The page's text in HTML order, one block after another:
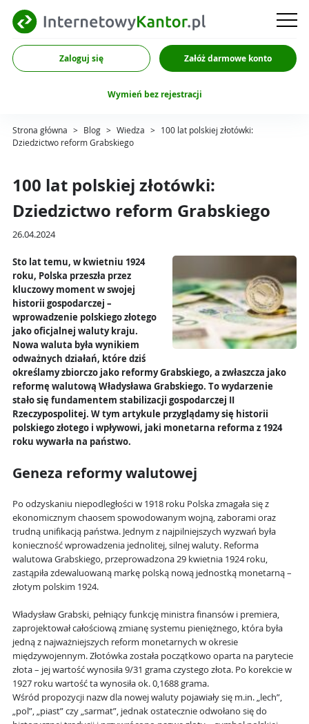
Zaloguj się Załóż darmowe konto
Wymień bez rejestracji
Strona główna > Blog > Wiedza > 100 lat polskiej złotówki:
Dziedzictwo reform Grabskiego
100 lat polskiej złotówki:
Dziedzictwo reform Grabskiego
26.04.2024
Sto lat temu, w kwietniu 1924
roku, Polska przeszła przez
kluczowy moment w swojej
historii gospodarczej –
wprowadzenie polskiego złotego
jako oficjalnej waluty kraju.
Nowa waluta była wynikiem
odważnych działań, które dziś
określamy zbiorczo jako reformy Grabskiego, a zwłaszcza jako
reformę walutową Władysława Grabskiego. To wydarzenie
stało się fundamentem stabilizacji gospodarczej II
Rzeczypospolitej. W tym artykule przyglądamy się historii
polskiego złotego i wpływowi, jaki monetarna reforma z 1924
roku wywarła na państwo.
Geneza reformy walutowej
Po odzyskaniu niepodległości w 1918 roku Polska zmagała się z
ekonomicznym chaosem spowodowanym wojną, zaborami oraz
trudną unifikacją państwa. Jednym z najpilniejszych wyzwań była
konieczność wprowadzenia jednolitej, silnej waluty. Reforma
walutowa Grabskiego, przeprowadzona 29 kwietnia 1924 roku,
zastąpiła zdewaluowaną markę polską nową jednostką monetarną –
złotym polskim 1924.
Władysław Grabski, pełniący funkcję ministra finansów i premiera,
zaprojektował całościową zmianę systemu pieniężnego, która była
jedną z najważniejszych reform monetarnych w okresie
międzywojennym. Złotówka została początkowo oparta na parytecie
złota – jej wartość wynosiła 9/31 grama czystego złota. Po korekcie w
1927 roku wartość ta wynosiła ok. 0,1688 grama.
Wśród propozycji nazw dla nowej waluty pojawiały się m.in. „lech”,
„pol”, „piast” czy „sarmat”, jednak ostatecznie odwołano się do